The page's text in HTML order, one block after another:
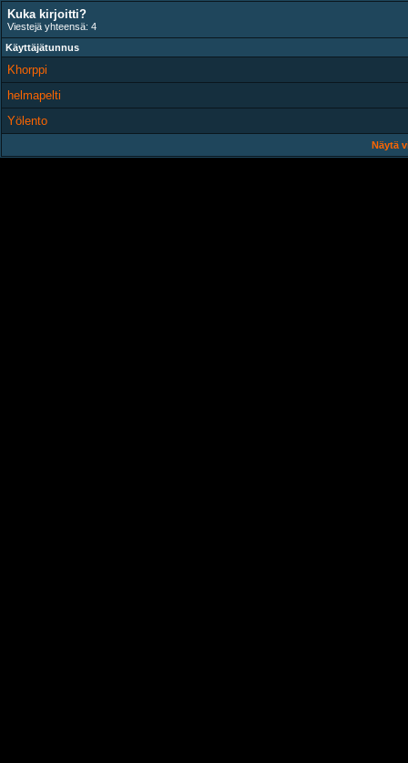
Kuka kirjoitti?
Viestejä yhteensä: 4
Käyttäjätunnus
Khorppi
helmapelti
Yölento
Näytä